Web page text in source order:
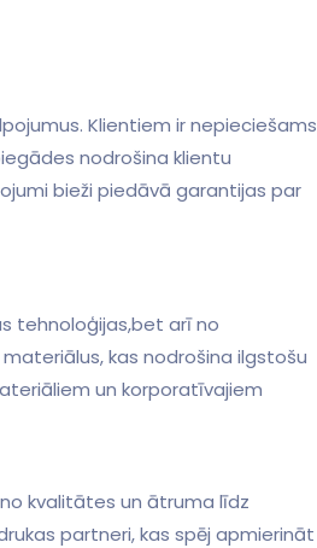
⁣Klientiem ir nepieciešams
nodrošina klientu
bieži piedāvā garantijas par
tehnoloģijas,bet arī no
kas nodrošina ilgstošu
un korporatīvajiem
kvalitātes un ātruma līdz
partneri, kas spēj apmierināt